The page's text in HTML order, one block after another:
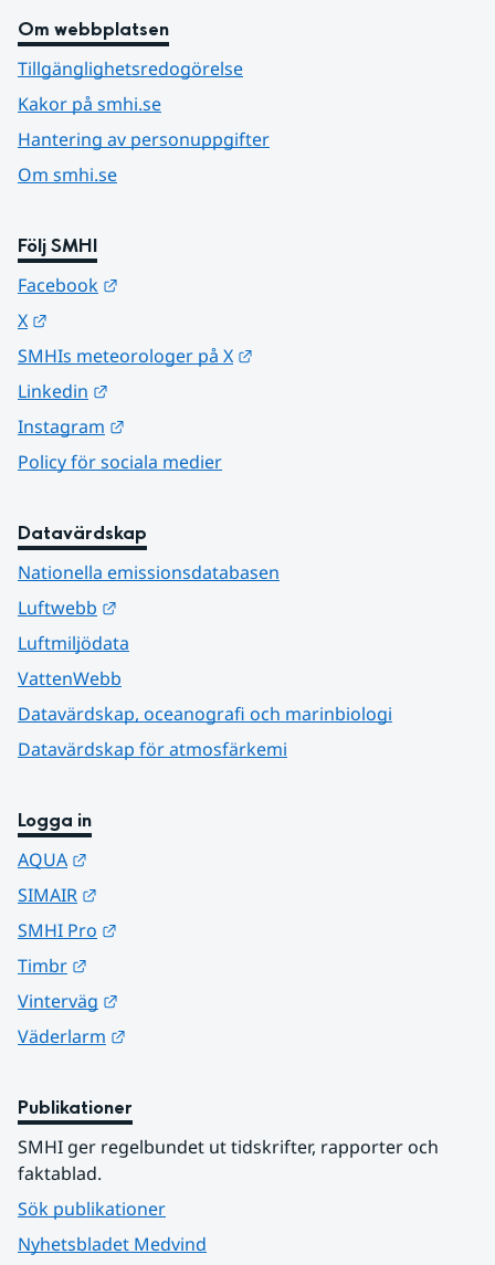
Om webbplatsen
Tillgänglighetsredogörelse
Kakor på smhi.se
Hantering av personuppgifter
Om smhi.se
Följ SMHI
Facebook
X
SMHIs meteorologer på X
Linkedin
Instagram
Policy för sociala medier
Datavärdskap
Nationella emissionsdatabasen
Luftwebb
Luftmiljödata
VattenWebb
Datavärdskap, oceanografi och marinbiologi
Datavärdskap för atmosfärkemi
Logga in
AQUA
SIMAIR
SMHI Pro
Timbr
Vinterväg
Väderlarm
Publikationer
SMHI ger regelbundet ut tidskrifter, rapporter och
faktablad.
Sök publikationer
Nyhetsbladet Medvind